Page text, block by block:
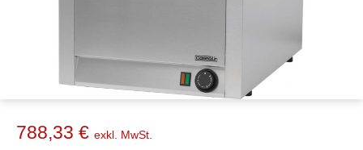
788,33 € exkl. MwSt.